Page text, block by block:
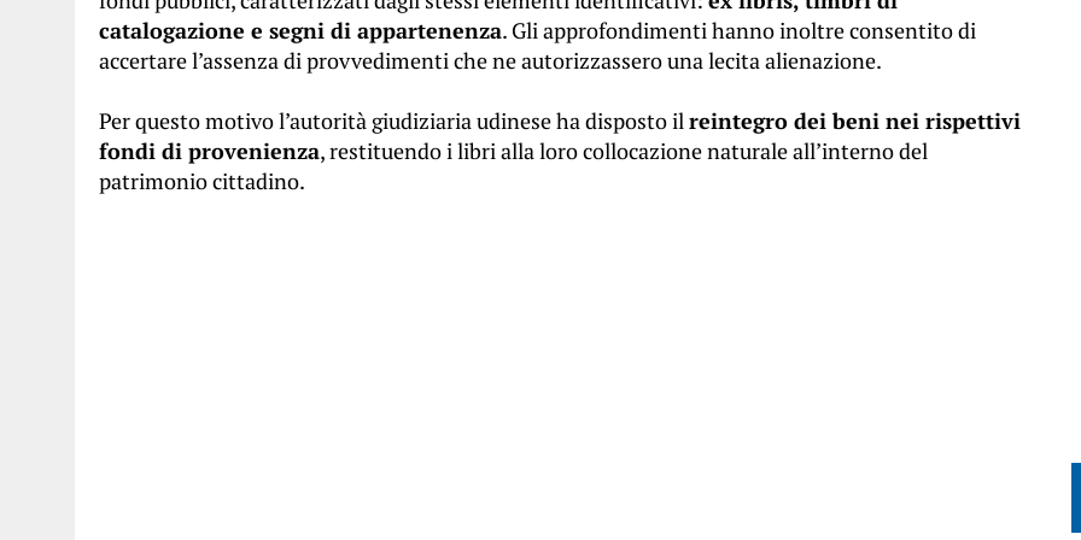
catalogazione e segni di appartenenza. Gli approfondimenti hanno inoltre consentito di
accertare l’assenza di provvedimenti che ne autorizzassero una lecita alienazione.
Per questo motivo l’autorità giudiziaria udinese ha disposto ilreintegro dei beni nei rispettivi
fondi di provenienza, restituendo i libri alla loro collocazione naturale all’interno del
patrimonio cittadino.